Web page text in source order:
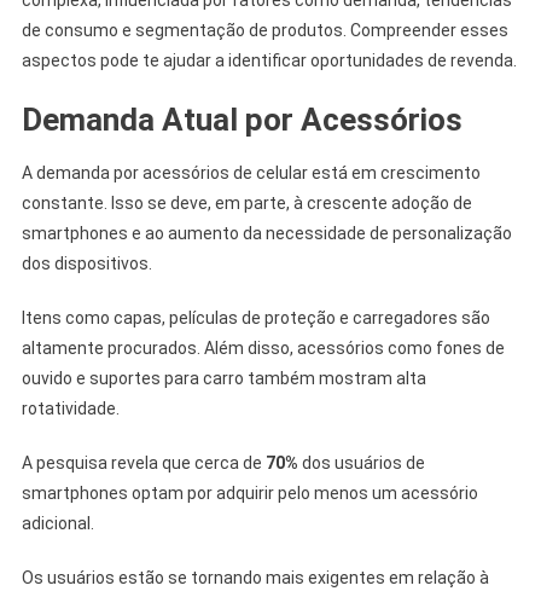
de consumo e segmentação de produtos. Compreender esses
aspectos pode te ajudar a identificar oportunidades de revenda.
Demanda Atual por Acessórios
A demanda por acessórios de celular está em crescimento
constante. Isso se deve, em parte, à crescente adoção de
smartphones e ao aumento da necessidade de personalização
dos dispositivos.
Itens como capas, películas de proteção e carregadores são
altamente procurados. Além disso, acessórios como fones de
ouvido e suportes para carro também mostram alta
rotatividade.
A pesquisa revela que cerca de 70% dos usuários de
smartphones optam por adquirir pelo menos um acessório
adicional.
Os usuários estão se tornando mais exigentes em relação à